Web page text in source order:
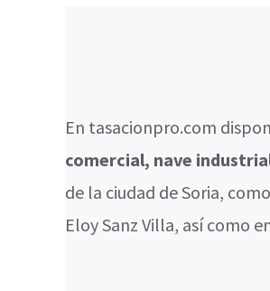
En tasacionpro.com
comercial, nave
de la ciudad de Soria,
Eloy Sanz Villa, así como